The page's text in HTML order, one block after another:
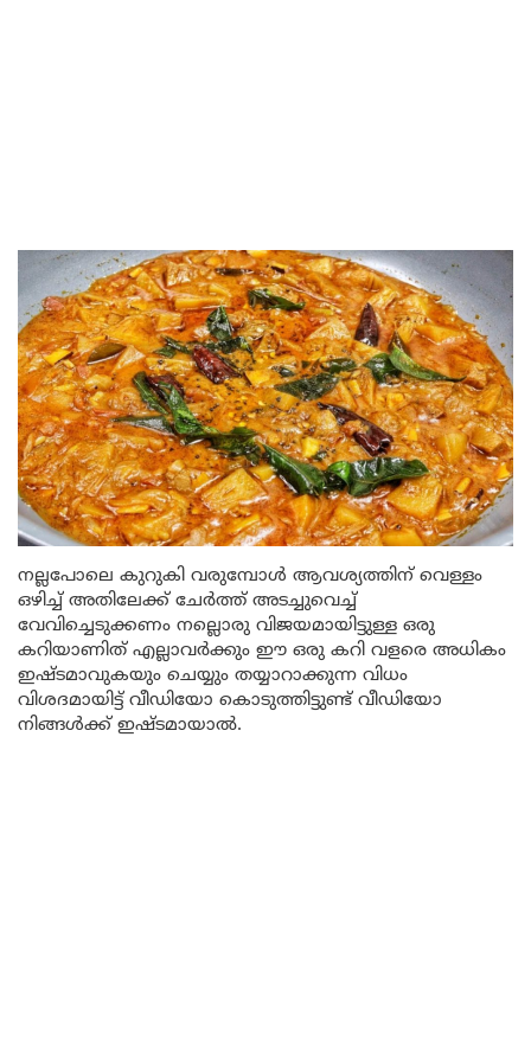
നല്ലപോലെ കുറുകി വരുമ്പോൾ ആവശ്യത്തിന് വെള്ളം
ഒഴിച്ച് അതിലേക്ക് ചേർത്ത് അടച്ചുവെച്ച്
വേവിച്ചെടുക്കണം നല്ലൊരു വിജയമായിട്ടുള്ള ഒരു
കറിയാണിത് എല്ലാവർക്കും ഈ ഒരു കറി വളരെ അധികം
ഇഷ്ടമാവുകയും ചെയ്യും തയ്യാറാക്കുന്ന വിധം
വിശദമായിട്ട് വീഡിയോ കൊടുത്തിട്ടുണ്ട് വീഡിയോ
നിങ്ങൾക്ക് ഇഷ്ടമായാൽ.